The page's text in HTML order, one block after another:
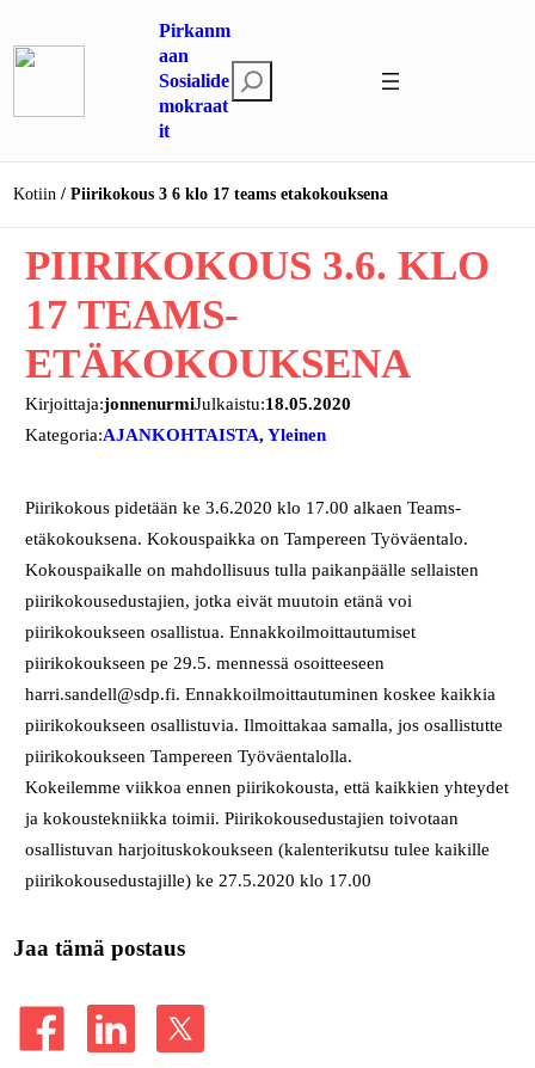
sisältöön
Pirkanm
aan
Sosialide
mokraat
it
t
i
Kotiin Piirikokous 3 6 klo 17 teams etakokouksena
PIIRIKOKOUS 3.6. KLO
17 TEAMS-
ETÄKOKOUKSENA
Kirjoittaja:jonnenurmiJulkaistu:18.05.2020
Kategoria:AJANKOHTAISTA, Yleinen
Piirikokous pidetään ke 3.6.2020 klo 17.00 alkaen Teams-
etäkokouksena. Kokouspaikka on Tampereen Työväentalo.
Kokouspaikalle on mahdollisuus tulla paikanpäälle sellaisten
piirikokousedustajien, jotka eivät muutoin etänä voi
piirikokoukseen osallistua. Ennakkoilmoittautumiset
piirikokoukseen pe 29.5. mennessä osoitteeseen
harri.sandell@sdp.fi. Ennakkoilmoittautuminen koskee kaikkia
piirikokoukseen osallistuvia. Ilmoittakaa samalla, jos osallistutte
piirikokoukseen Tampereen Työväentalolla.
Kokeilemme viikkoa ennen piirikokousta, että kaikkien yhteydet
ja kokoustekniikka toimii. Piirikokousedustajien toivotaan
osallistuvan harjoituskokoukseen (kalenterikutsu tulee kaikille
piirikokousedustajille) ke 27.5.2020 klo 17.00
Jaa tämä postaus